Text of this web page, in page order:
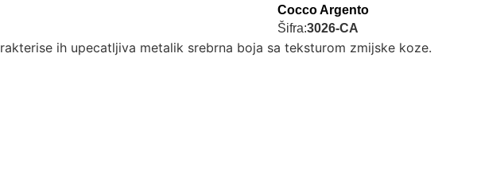
Cocco Argento
Šifra:3026-CA
ih upecatljiva metalik srebrna boja sa teksturom zmijske koze.